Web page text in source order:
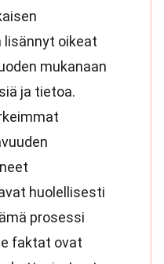
oikeat
mukanaan
ja tietoa.
huolellisesti
prosessi
faktat ovat